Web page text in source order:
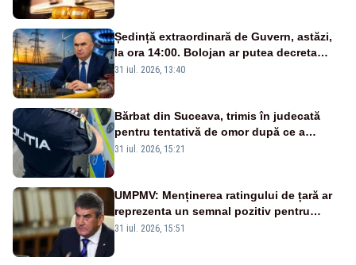
Ședință extraordinară de Guvern, astăzi,
la ora 14:00. Bolojan ar putea decreta
stare de urgență energetică
31 iul. 2026, 13:40
Bărbat din Suceava, trimis în judecată
pentru tentativă de omor după ce a
înjunghiat un tânăr în urma unui conflict
31 iul. 2026, 15:21
UMPMV: Menținerea ratingului de țară ar
reprezenta un semnal pozitiv pentru
România. Autoritățile trebuie să continue
31 iul. 2026, 15:51